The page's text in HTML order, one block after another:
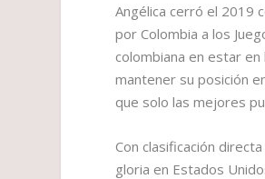
Angélica cerró el 2019
por Colombia a los
colombiana en estar
mantener su posición
que solo las mejores
Con clasificación
gloria en Estados